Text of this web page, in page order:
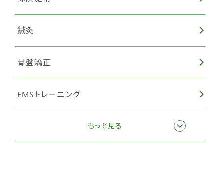
鍼灸
骨盤矯正
EMSトレーニング
ハイボルテージ・マイクロカレント
もっと見る